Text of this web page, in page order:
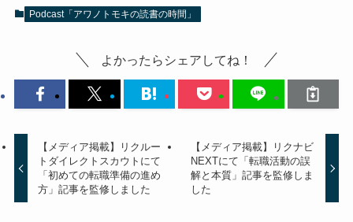
Podcast「アワノトモキの読書の時間」
よかったらシェアしてね！
【メディア掲載】リクルー
トダイレクトスカウトにて
「初めての転職準備の進め
方」記事を監修しました
【メディア掲載】リクナビ
NEXTにて「転職活動の誤
解と本質」記事を監修しま
した